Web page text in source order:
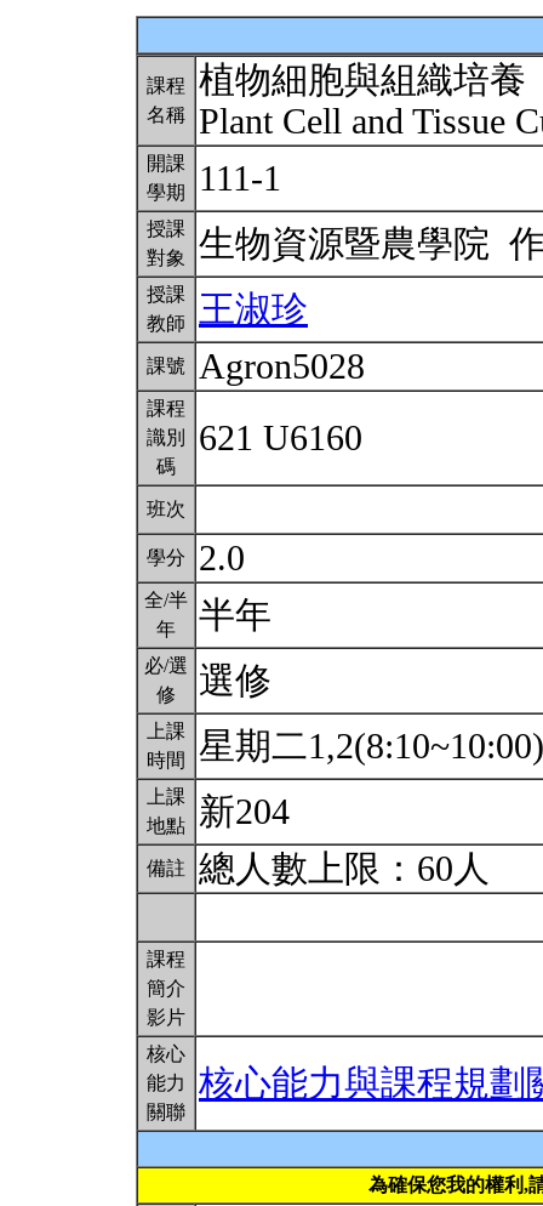
課程
名稱
植物細胞與組織培養
Plant Cell and Tissue
開課
學期
111-1
授課
對象
生物資源暨農學院
授課
教師
王淑珍
課號 Agron5028
課程
識別
碼
621 U6160
班次
學分 2.0
全/半
年
半年
必/選
修
選修
上課
時間
星期二
上課
地點
新204
備註 總人數上限：60人
課程
簡介
影片
核心
能力
關聯
核心能力與課程規劃
為確保您我的權利,